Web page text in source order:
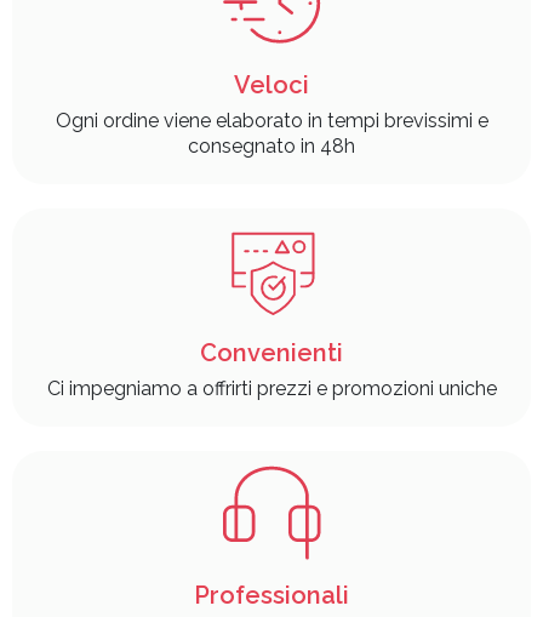
Veloci
Ogni ordine viene elaborato in tempi brevissimi e
consegnato in 48h
Convenienti
Ci impegniamo a offrirti prezzi e promozioni uniche
Professionali